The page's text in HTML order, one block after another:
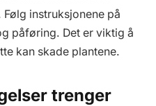
instruksjonene på
påføring. Det er viktig å
kan skade plantene.
trenger